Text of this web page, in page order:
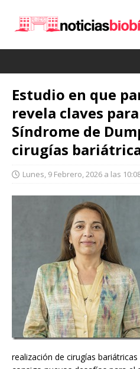
Estudio en que
revela claves
Síndrome de
cirugías
Lunes, 9 Febrero, 2026 a las
realización de cirugías